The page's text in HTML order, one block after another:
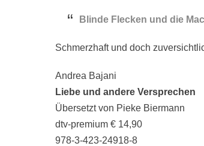
Blinde Flecken und die
Schmerzhaft und doch
Andrea Bajani
Liebe und andere Versprechen
Übersetzt von Pieke Biermann
dtv-premium € 14,90
978-3-423-24918-8